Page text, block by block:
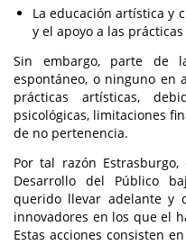
La educación artística y
y el apoyo a las
Sin embargo, parte de
espontáneo, o ninguno en
prácticas artísticas,
psicológicas, limitaciones
de no pertenencia.
Por tal razón
Desarrollo del Público
querido llevar adelante y
innovadores en los que el
Estas acciones consisten